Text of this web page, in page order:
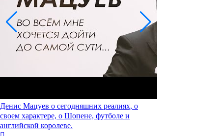
Денис Мацуев о сегодняшних реалиях, о
своем характере, о Шопене, футболе и
английской королеве.